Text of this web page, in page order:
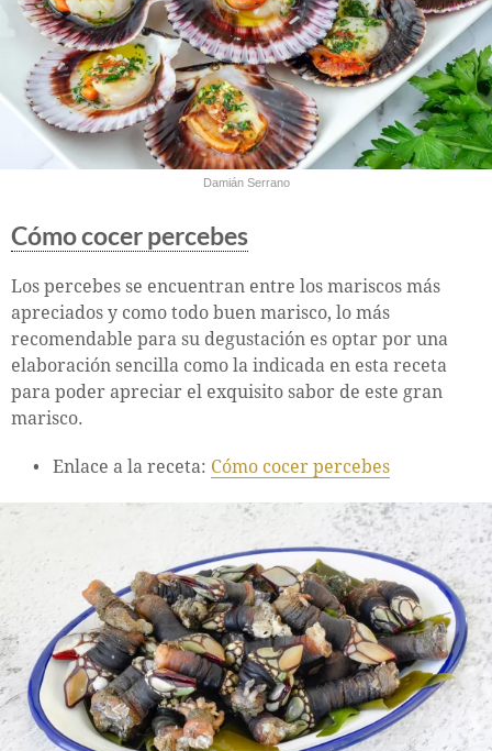
Damián Serrano
Cómo cocer percebes
Los percebes se encuentran entre los mariscos más
apreciados y como todo buen marisco, lo más
recomendable para su degustación es optar por una
elaboración sencilla como la indicada en esta receta
para poder apreciar el exquisito sabor de este gran
marisco.
Enlace a la receta: Cómo cocer percebes